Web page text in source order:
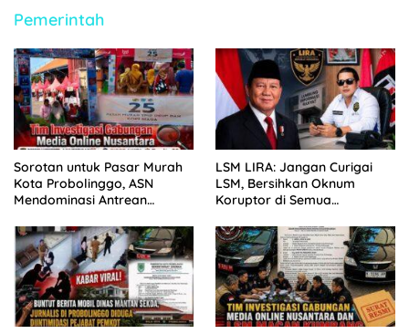
Pemerintah
Sorotan untuk Pasar Murah
Kota Probolinggo, ASN
Mendominasi Antrean
LSM LIRA: Jangan Curigai
LSM, Bersihkan Oknum
Koruptor di Semua